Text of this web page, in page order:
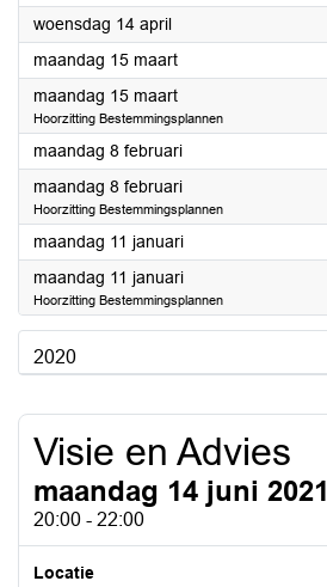
woensdag 14 april2021
maandag 15 maart2021
maandag 15 maart2021
Hoorzitting Bestemmingsplannen
maandag 8 februari2021
maandag 8 februari2021
Hoorzitting Bestemmingsplannen
maandag 11 januari2021
maandag 11 januari2021
Hoorzitting Bestemmingsplannen
2020
Visie en Advies
maandag 14 juni 2021
20:00 - 22:00
Locatie